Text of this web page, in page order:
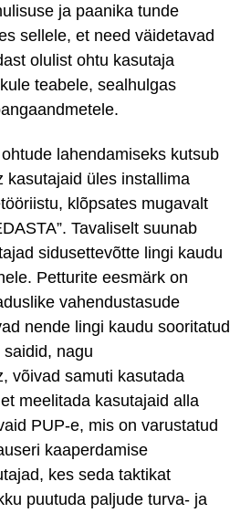
ja paanika tunde
sellele, et need väidetavad
olulist ohtu kasutaja
teabele, sealhulgas
lahendamiseks kutsub
kasutajaid üles installima
klõpsates mugavalt
Tavaliselt suunab
sidusettevõtte lingi kaudu
Petturite eesmärk on
vahendustasude
nende lingi kaudu sooritatud
nagu
võivad samuti kasutada
meelitada kasutajaid alla
PUP-e, mis on varustatud
kaaperdamise
kes seda taktikat
puutuda paljude turva- ja